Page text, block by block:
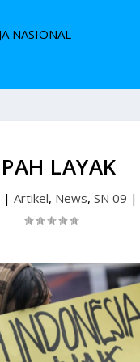
LAYAK
| Artikel, News, SN 09 |